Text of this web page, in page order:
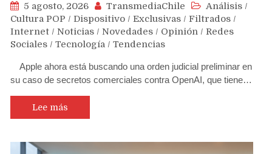
5 agosto, 2026 TransmediaChile Análisis /
Cultura POP / Dispositivo / Exclusivas / Filtrados /
Internet / Noticias / Novedades / Opinión / Redes
Sociales / Tecnología / Tendencias
Apple ahora está buscando una orden judicial preliminar en
su caso de secretos comerciales contra OpenAI, que tiene…
Lee más